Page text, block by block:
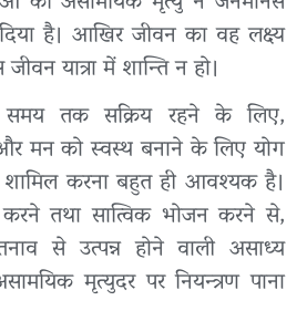
है। आखिर जीवन का वह लक्ष्य
यात्रा में शान्ति न हो।
तक सक्रिय रहने के लिए,
मन को स्वस्थ बनाने के लिए योग
शामिल करना बहुत ही आवश्यक है।
तथा सात्विक भोजन करने से,
से उत्पन्न होने वाली असाध्य
मृत्युदर पर नियन्त्रण पाना